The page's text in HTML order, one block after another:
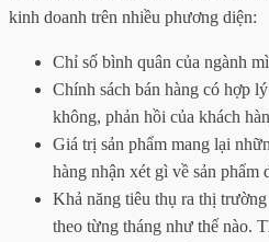
kinh doanh trên nhiều phương diện:
Chỉ số bình quân của ngành
Chính sách bán hàng có hợp
không, phản hồi của khách
Giá trị sản phẩm mang lại
hàng nhận xét gì về sản phẩm
Khả năng tiêu thụ ra thị
theo từng tháng như thế nào.